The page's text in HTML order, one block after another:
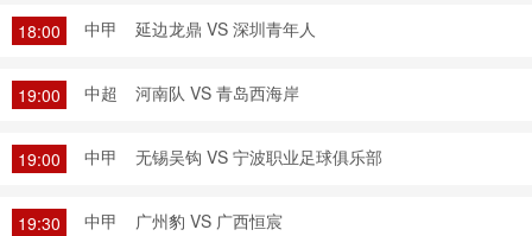
18:00 中甲 延边龙鼎 VS 深圳青年人
19:00 中超 河南队 VS 青岛西海岸
19:00 中甲 无锡吴钩 VS 宁波职业足球俱乐部
19:30 中甲 广州豹 VS 广西恒宸